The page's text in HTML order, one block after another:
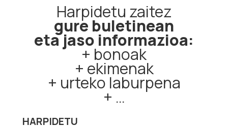
Harpidetu zaitez
gure buletinean
eta jaso informazioa:
+ bonoak
+ ekimenak
+ urteko laburpena
+ …
HARPIDETU